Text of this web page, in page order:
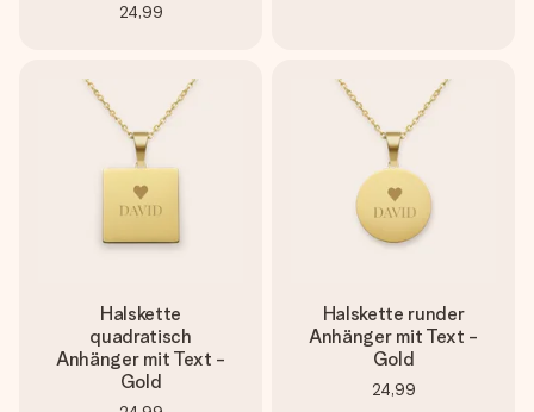
24,99
Halskette
quadratisch
Anhänger mit Text -
Gold
Halskette runder
Anhänger mit Text -
Gold
24,99